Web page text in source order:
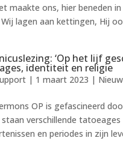
maakte ons, hier beneden
lagen aan kettingen, Hij
‘Op het lijf
identiteit en religie
| 1 maart 2023 |
OP is gefascineerd
verschillende tatoeages
en periodes in zijn